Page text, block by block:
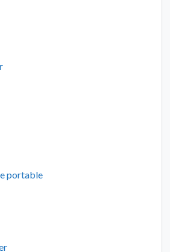
portable